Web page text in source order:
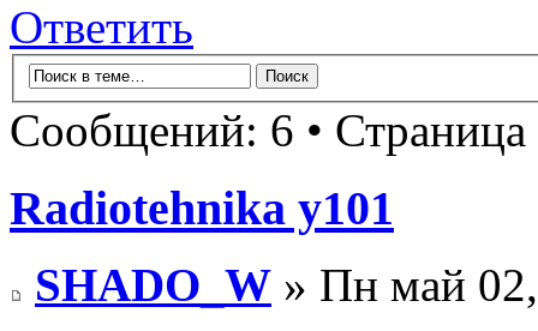
Ответить
Сообщений: 6 • Страница
Radiotehnika у101
SHADO_W » Пн май